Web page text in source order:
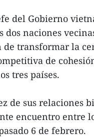
del Gobierno
naciones
transformar la
de
tres países.
de sus relaciones
encuentro entre
6 de febrero.